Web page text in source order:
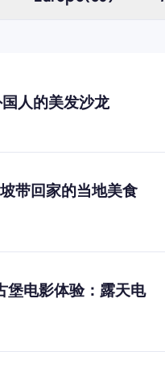
人的美发沙龙
带回家的当地美食
堡电影体验：露天电